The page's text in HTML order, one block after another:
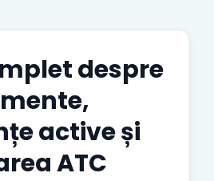
despre
active și
ATC